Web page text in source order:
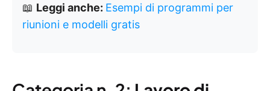
📖 Leggi anche: Esempi di programmi per
riunioni e modelli gratis